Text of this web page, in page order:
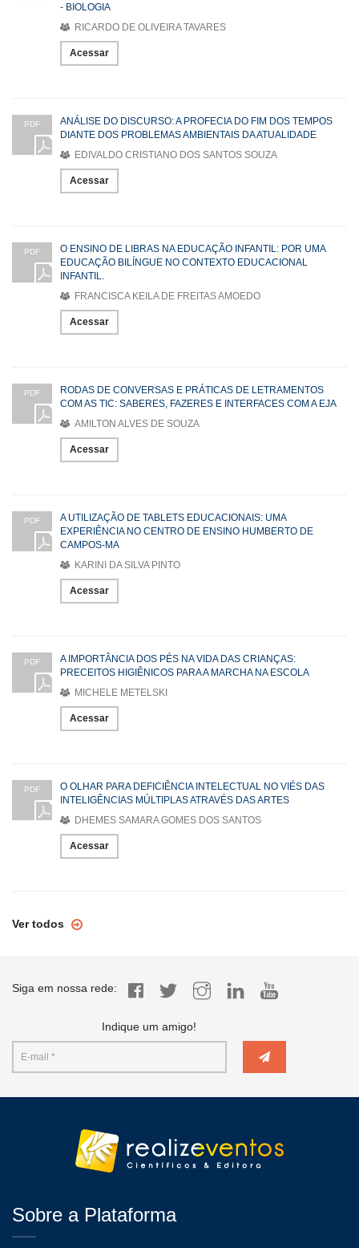
- BIOLOGIA
RICARDO DE OLIVEIRA TAVARES
Acessar
PDF
ANÁLISE DO DISCURSO: A PROFECIA DO FIM DOS TEMPOS
DIANTE DOS PROBLEMAS AMBIENTAIS DA ATUALIDADE
EDIVALDO CRISTIANO DOS SANTOS SOUZA
Acessar
PDF
O ENSINO DE LIBRAS NA EDUCAÇÃO INFANTIL: POR UMA
EDUCAÇÃO BILÍNGUE NO CONTEXTO EDUCACIONAL
INFANTIL.
FRANCISCA KEILA DE FREITAS AMOEDO
Acessar
PDF
RODAS DE CONVERSAS E PRÁTICAS DE LETRAMENTOS
COM AS TIC: SABERES, FAZERES E INTERFACES COM A EJA
AMILTON ALVES DE SOUZA
Acessar
PDF
A UTILIZAÇÃO DE TABLETS EDUCACIONAIS: UMA
EXPERIÊNCIA NO CENTRO DE ENSINO HUMBERTO DE
CAMPOS-MA
KARINI DA SILVA PINTO
Acessar
PDF
A IMPORTÂNCIA DOS PÉS NA VIDA DAS CRIANÇAS:
PRECEITOS HIGIÊNICOS PARA A MARCHA NA ESCOLA
MICHELE METELSKI
Acessar
PDF
O OLHAR PARA DEFICIÊNCIA INTELECTUAL NO VIÉS DAS
INTELIGÊNCIAS MÚLTIPLAS ATRAVÉS DAS ARTES
DHEMES SAMARA GOMES DOS SANTOS
Acessar
Ver todos
Siga em nossa rede:
Indique um amigo!
Sobre a Plataforma